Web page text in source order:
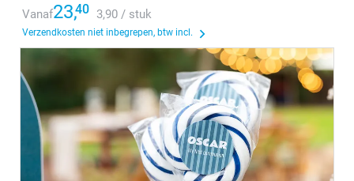
Vanaf23,40 3,90 / stuk
Verzendkosten niet inbegrepen, btw incl.